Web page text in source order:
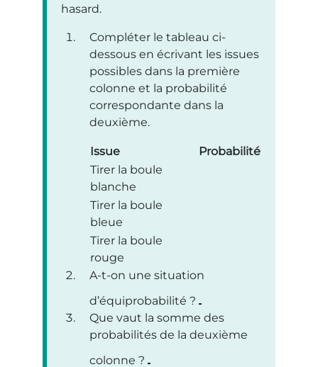
hasard.
Compléter le tableau ci-
dessous en écrivant les issues
possibles dans la première
colonne et la probabilité
correspondante dans la
deuxième.
Issue
Probabilité
Tirer la boule
blanche
Tirer la boule
bleue
Tirer la boule
rouge
A-t-on une situation
d’équiprobabilité ?
Que vaut la somme des
probabilités de la deuxième
colonne ?